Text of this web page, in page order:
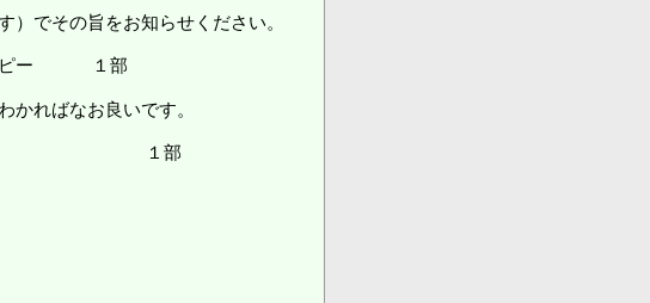
でその旨をお知らせください。
コピー １部
なお良いです。
無し） １部